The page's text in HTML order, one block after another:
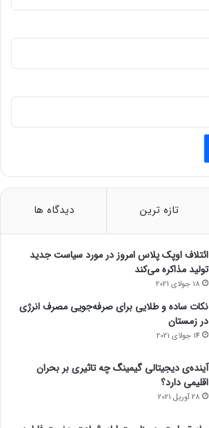
تازه ترین دیدگاه ها
ائتلاف اوپک پلاس امروز در مورد سیاست جدید
تولید مذاکره می‌کند
18 جولای 2021
نکات ساده و طلایی برای صرفه‌جویی مصرف انرژی
در زمستان
14 جولای 2021
آینده‌ی دیجیتالی گیمینگ چه تاثیری بر بحران
اقلیمی دارد؟
28 آوریل 2021